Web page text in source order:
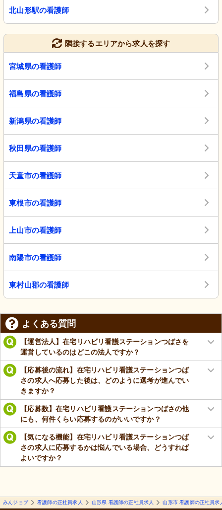
北山形駅の看護師
隣接するエリアから求人を探す
宮城県の看護師
福島県の看護師
新潟県の看護師
秋田県の看護師
天童市の看護師
東根市の看護師
上山市の看護師
南陽市の看護師
東村山郡の看護師
よくある質問
【運営法人】在宅リハビリ看護ステーションつばさを
運営しているのはどこの法人ですか？
【応募後の流れ】在宅リハビリ看護ステーションつば
さの求人へ応募した後は、どのように選考が進んでい
きますか？
【応募数】在宅リハビリ看護ステーションつばさの他
にも、何件くらい応募するのがいいですか？
【気になる機能】在宅リハビリ看護ステーションつば
さの求人に応募するかは悩んでいる場合、どうすれば
よいですか？
みんジョブ 看護師の正社員求人 山形県 看護師の正社員求人 山形市 看護師の正社員求